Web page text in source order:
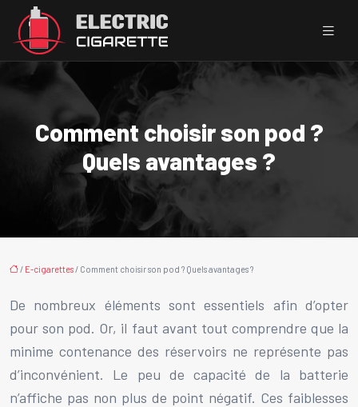
Comment choisir son pod ?
Quels avantages ?
/ E-cigarettes/ Comment choisir son pod ? Quels avantages ?
De nombreux éléments sont essentiels afin d’opter
pour son pod. Or, il faut avant tout comprendre que la
minime contenance des réservoirs ne représente pas
d’inconvénient. Le peu de capacité de la batterie
n’affiche pas non plus de point négatif. Ces faiblesses